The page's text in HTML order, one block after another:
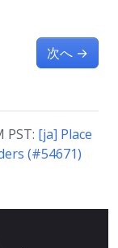
次へ →
PST: [ja] Place
(#54671)